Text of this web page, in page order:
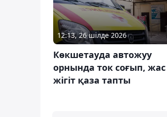
12:13, 26 шілде 2026
Көкшетауда автожуу
орнында ток соғып, жас
жігіт қаза тапты